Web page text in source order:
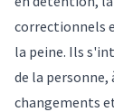
correctionnels
la peine. Ils
de la
changements